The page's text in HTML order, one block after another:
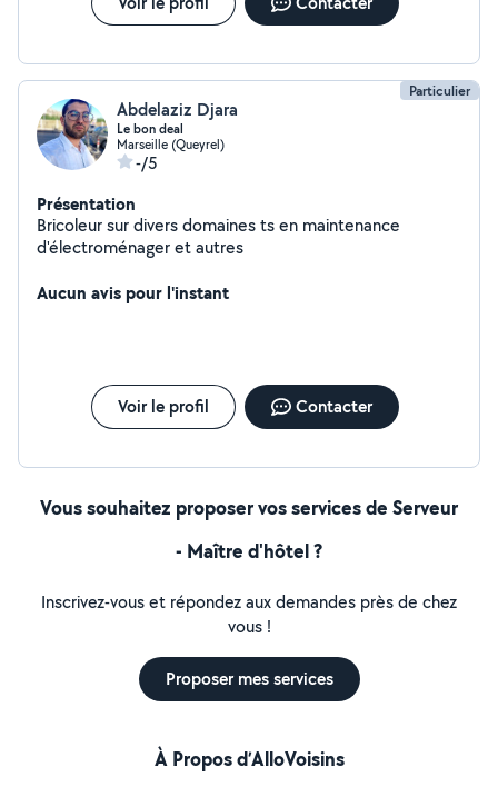
Particulier
Abdelaziz Djara
Le bon deal
Marseille (Queyrel)
-/5
Présentation
Bricoleur sur divers domaines ts en maintenance
d'électroménager et autres
Aucun avis pour l'instant
Voir le profil Contacter
Vous souhaitez proposer vos services de Serveur
- Maître d'hôtel ?
Inscrivez-vous et répondez aux demandes près de chez
vous !
Proposer mes services
À Propos d’AlloVoisins